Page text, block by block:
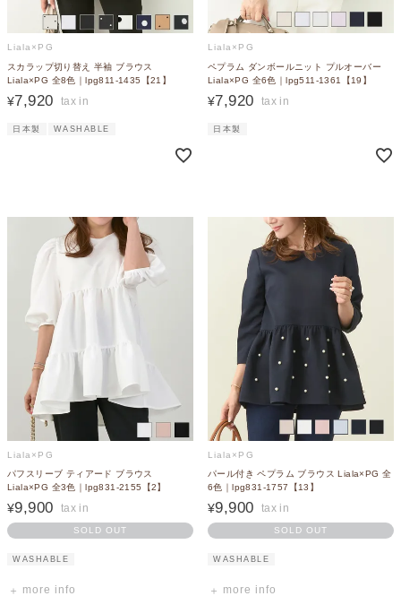
Liala×PG
スカラップ切り替え 半袖 ブラウス
Liala×PG 全8色｜lpg811-1435【21】
¥7,920
日本製 WASHABLE
Liala×PG
ペプラム ダンボールニット プルオーバー
Liala×PG 全6色｜lpg511-1361【19】
¥7,920
日本製
Liala×PG
パフスリーブ ティアード ブラウス
Liala×PG 全3色｜lpg831-2155【2】
¥9,900
SOLD OUT
WASHABLE
more info
Liala×PG
パール付き ペプラム ブラウス Liala×PG 全
6色｜lpg831-1757【13】
¥9,900
SOLD OUT
WASHABLE
more info